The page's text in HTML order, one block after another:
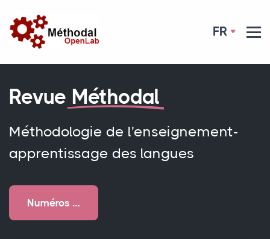
FR
Revue Méthodal
Méthodologie de l'enseignement-
apprentissage des langues
Numéros …